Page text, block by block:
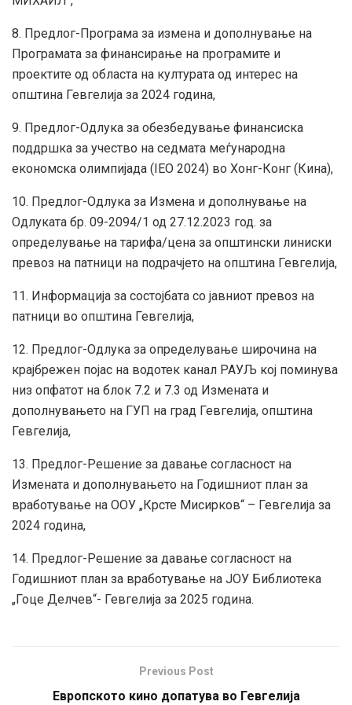
8. Предлог-Програма за измена и дополнување на
Програмата за финансирање на програмите и
проектите од областа на културата од интерес на
општина Гевгелија за 2024 година,
9. Предлог-Одлука за обезбедување финансиска
поддршка за учество на седмата меѓународна
економска олимпијада (IEO 2024) во Хонг-Конг (Кина),
10. Предлог-Одлука за Измена и дополнување на
Одлуката бр. 09-2094/1 од 27.12.2023 год. за
определување на тарифа/цена за општински линиски
превоз на патници на подрачјето на општина Гевгелија,
11. Информација за состојбата со jaвниот превоз на
патници во општина Гевгелија,
12. Предлог-Одлука за определување широчина на
крајбрежен појас на водотек канал РАУЉ кој поминува
низ опфатот на блок 7.2 и 7.3 од Измената и
дополнувањето на ГУП на град Гевгелија, општина
Гевгелија,
13. Предлог-Решение за давање согласност на
Измената и дополнувањето на Годишниот план за
вработување на ООУ „Крсте Мисирков“ – Гевгелија за
2024 година,
14. Предлог-Решение за давање согласност на
Годишниот план за вработување на JOУ Библиотека
„Гоце Делчев“- Гевгелија за 2025 година.
Previous Post
Европското кино допатува во Гевгелија